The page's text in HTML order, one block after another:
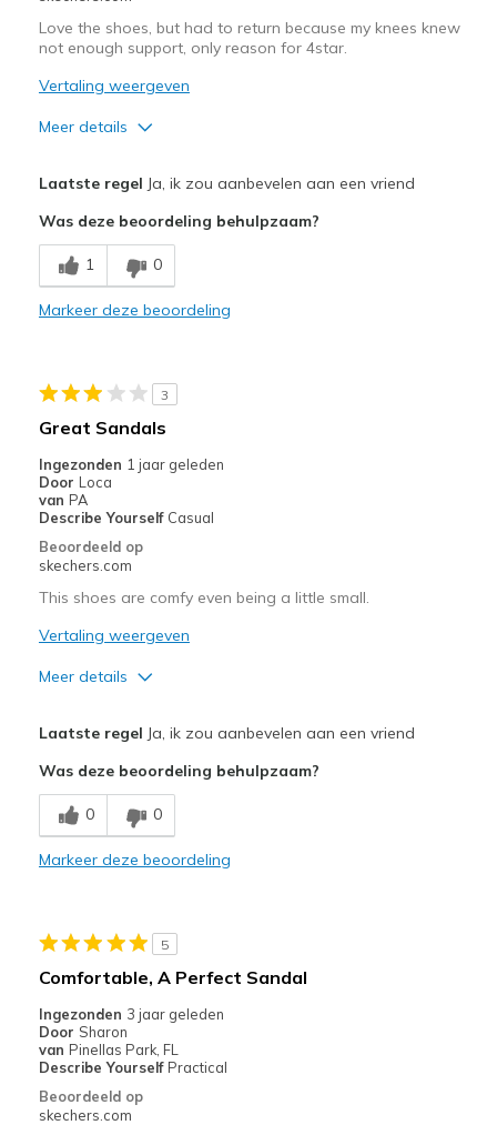
Love the shoes, but had to return because my knees knew
not enough support, only reason for 4star.
Vertaling weergeven
Meer details
Comfortable
Stylish
Going Out
Travel
Sizing
Feels true to size
View On Shoes
Laatste regel Ja, ik zou aanbevelen aan een vriend
Was deze beoordeling behulpzaam?
1 0
Markeer deze beoordeling
3
Great Sandals
Ingezonden 1 jaar geleden
Door Loca
van PA
Describe Yourself Casual
Beoordeeld op
skechers.com
This shoes are comfy even being a little small.
Vertaling weergeven
Meer details
Breathe Well
Comfortable
Casual Wear
Width
Sizing
Feels half size too small
View On Shoes
Laatste regel Ja, ik zou aanbevelen aan een vriend
Was deze beoordeling behulpzaam?
0 0
Markeer deze beoordeling
5
Comfortable, A Perfect Sandal
Ingezonden 3 jaar geleden
Door Sharon
van Pinellas Park, FL
Describe Yourself Practical
Beoordeeld op
skechers.com